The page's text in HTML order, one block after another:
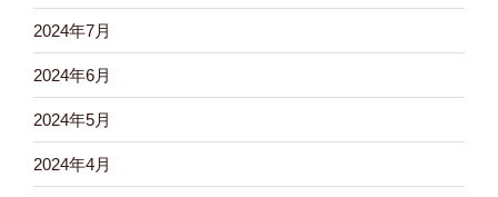
2024年7月
2024年6月
2024年5月
2024年4月